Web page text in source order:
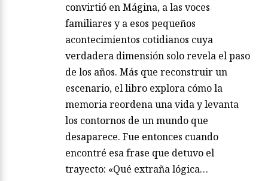
convirtió en Mágina, a las voces
familiares y a esos pequeños
acontecimientos cotidianos cuya
verdadera dimensión solo revela el paso
de los años. Más que reconstruir un
escenario, el libro explora cómo la
memoria reordena una vida y levanta
los contornos de un mundo que
desaparece. Fue entonces cuando
encontré esa frase que detuvo el
trayecto: «Qué extraña lógica…